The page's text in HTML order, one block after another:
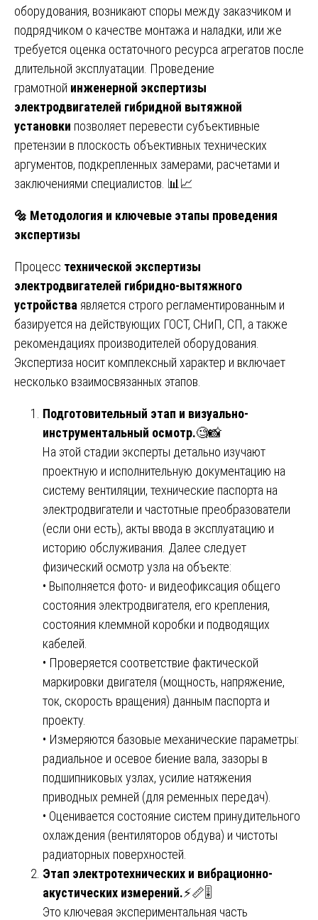
оборудования, возникают споры между заказчиком и
подрядчиком о качестве монтажа и наладки, или же
требуется оценка остаточного ресурса агрегатов после
длительной эксплуатации. Проведение
грамотной инженерной экспертизы
электродвигателей гибридной вытяжной
установки позволяет перевести субъективные
претензии в плоскость объективных технических
аргументов, подкрепленных замерами, расчетами и
заключениями специалистов. 📊📈
🔩 Методология и ключевые этапы проведения
экспертизы
Процесс технической экспертизы
электродвигателей гибридно-вытяжного
устройства является строго регламентированным и
базируется на действующих ГОСТ, СНиП, СП, а также
рекомендациях производителей оборудования.
Экспертиза носит комплексный характер и включает
несколько взаимосвязанных этапов.
Подготовительный этап и визуально-
инструментальный осмотр.🧐📸
На этой стадии эксперты детально изучают
проектную и исполнительную документацию на
систему вентиляции, технические паспорта на
электродвигатели и частотные преобразователи
(если они есть), акты ввода в эксплуатацию и
историю обслуживания. Далее следует
физический осмотр узла на объекте:
• Выполняется фото- и видеофиксация общего
состояния электродвигателя, его крепления,
состояния клеммной коробки и подводящих
кабелей.
• Проверяется соответствие фактической
маркировки двигателя (мощность, напряжение,
ток, скорость вращения) данным паспорта и
проекту.
• Измеряются базовые механические параметры:
радиальное и осевое биение вала, зазоры в
подшипниковых узлах, усилие натяжения
приводных ремней (для ременных передач).
• Оценивается состояние систем принудительного
охлаждения (вентиляторов обдува) и чистоты
радиаторных поверхностей.
Этап электротехнических и вибрационно-
акустических измерений.⚡📏🎚️
Это ключевая экспериментальная часть